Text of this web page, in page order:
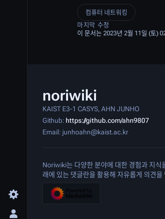
환경 설정 메뉴 여닫기
컴퓨터 네트워킹
마지막 수정
이 문서는 2023년 2월 11일 (토)
noriwiki
KAIST E3-1 CASYS, AHN JUNHO
Github: https://github.com/ahn9807
Email: junhoahn@kaist.ac.kr
Noriwiki는 다양한 분야에 대한 경험과 지식
래에 있는 댓글란을 활용해 자유롭게 의견을